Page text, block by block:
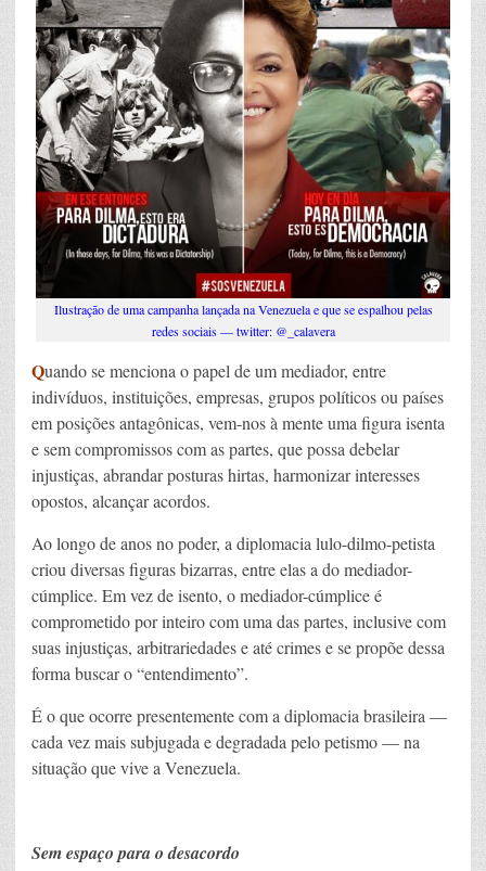
Ilustração de uma campanha lançada na Venezuela e que se espalhou pelas
redes sociais — twitter: @_calavera
Quando se menciona o papel de um mediador, entre
indivíduos, instituições, empresas, grupos políticos ou países
em posições antagônicas, vem-nos à mente uma figura isenta
e sem compromissos com as partes, que possa debelar
injustiças, abrandar posturas hirtas, harmonizar interesses
opostos, alcançar acordos.
Ao longo de anos no poder, a diplomacia lulo-dilmo-petista
criou diversas figuras bizarras, entre elas a do mediador-
cúmplice. Em vez de isento, o mediador-cúmplice é
comprometido por inteiro com uma das partes, inclusive com
suas injustiças, arbitrariedades e até crimes e se propõe dessa
forma buscar o “entendimento”.
É o que ocorre presentemente com a diplomacia brasileira —
cada vez mais subjugada e degradada pelo petismo — na
situação que vive a Venezuela.
Sem espaço para o desacordo